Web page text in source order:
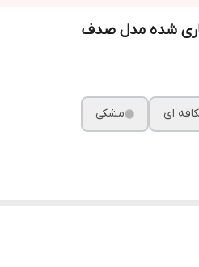
کاری شده مدل صدف
ای
مشکی